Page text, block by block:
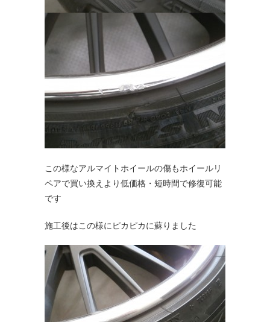
この様なアルマイトホイールの傷もホイールリ
ペアで買い換えより低価格・短時間で修復可能
です
施工後はこの様にピカピカに蘇りました